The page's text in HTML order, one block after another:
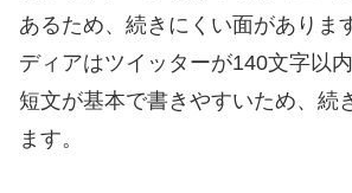
あるため、続きにくい面がありま
ディアはツイッターが140文字以
短文が基本で書きやすいため、続
ます。